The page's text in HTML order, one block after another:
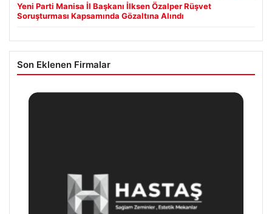
Yeni Parti Manisa İl Başkanı İlksen Özalper Rüşvet
Soruşturması Kapsamında Gözaltına Alındı
Son Eklenen Firmalar